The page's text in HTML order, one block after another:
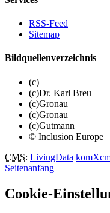
RSS-Feed
Sitemap
Bildquellenverzeichnis
(c)
(c)Dr. Karl Breu
(c)Gronau
(c)Gronau
(c)Gutmann
© Inclusion Europe
CMS: LivingData
Seitenanfang
Cookie-